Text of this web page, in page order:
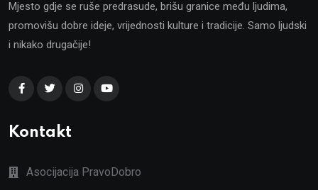
Mjesto gdje se ruše predrasude, brišu granice među ljudima,
promovišu dobre ideje, vrijednosti kulture i tradicije. Samo ljudski
i nikako drugačije!
Kontakt
Asocijacija PravoDobro